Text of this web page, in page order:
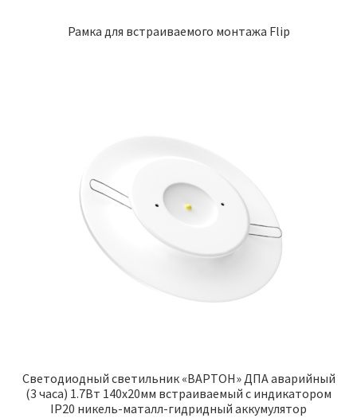
Рамка для встраиваемого монтажа Flip
Светодиодный светильник «ВАРТОН» ДПА аварийный
(3 часа) 1.7Вт 140х20мм встраиваемый с индикатором
IP20 никель-маталл-гидридный аккумулятор